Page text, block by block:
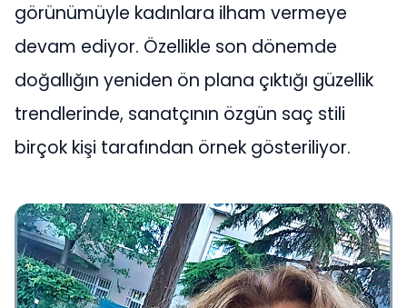
görünümüyle kadınlara ilham vermeye
devam ediyor. Özellikle son dönemde
doğallığın yeniden ön plana çıktığı güzellik
trendlerinde, sanatçının özgün saç stili
birçok kişi tarafından örnek gösteriliyor.